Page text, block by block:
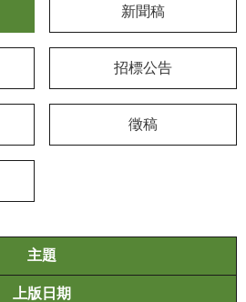
新聞稿
招標公告
徵稿
主題
上版日期